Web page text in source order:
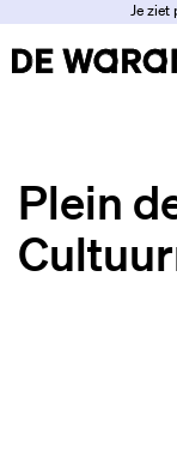
Je ziet
Plein